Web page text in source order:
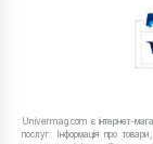
Univermag.com є інтернет-
послуг. Інформація про